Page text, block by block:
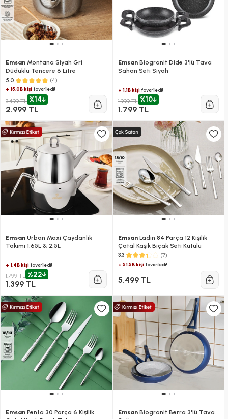
Emsan Montana Siyah Gri
Düdüklü Tencere 6 Litre
5.0 (4)
+ 15.0B kişi favoriledi!
3.499 TL %14
2.999 TL
EmsanBiogranit Dide 3'lü Tava
Sahan Seti Siyah
+ 1.1B kişifavoriledi!
1.999 TL %10
1.799 TL
Emsan Urban Maxi Çaydanlık
Takımı 1,65L & 2,5L
+ 1.4B kişi favoriledi!
1.799 TL %22
1.399 TL
EmsanLadin 84 Parça 12 Kişilik
Çatal Kaşık Bıçak Seti Kutulu
3.3 (7)
+ 51.5B kişifavoriledi!
5.499 TL
Emsan Penta 30 Parça 6 Kişilik
EmsanBiogranit Berra 3'lü Tava